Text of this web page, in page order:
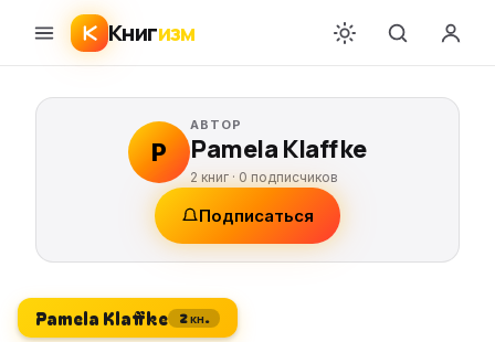
Книгизм
P
АВТОР
Pamela Klaffke
2 книг ·0 подписчиков
Подписаться
Pamela Klaffke 2 кн.